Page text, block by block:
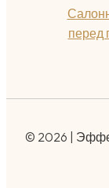
перед
© 2026 |